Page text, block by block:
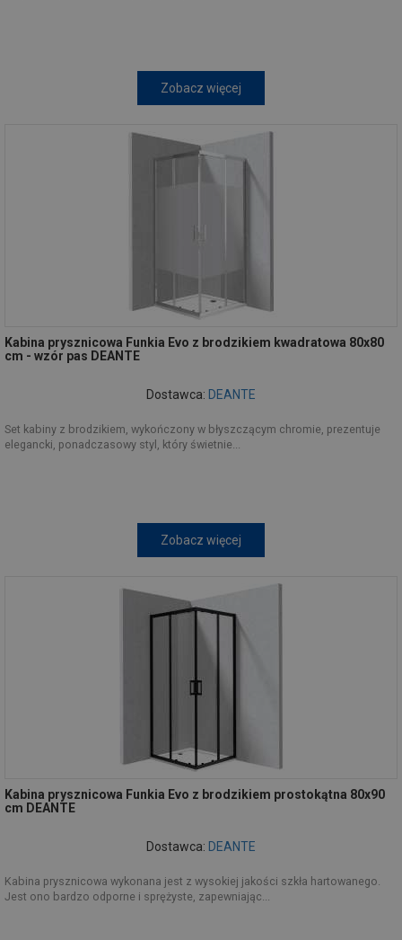
Zobacz więcej
Kabina prysznicowa Funkia Evo z brodzikiem kwadratowa 80x80
cm - wzór pas DEANTE
Dostawca: DEANTE
Set kabiny z brodzikiem, wykończony w błyszczącym chromie, prezentuje
elegancki, ponadczasowy styl, który świetnie...
Zobacz więcej
Kabina prysznicowa Funkia Evo z brodzikiem prostokątna 80x90
cm DEANTE
Dostawca: DEANTE
Kabina prysznicowa wykonana jest z wysokiej jakości szkła hartowanego.
Jest ono bardzo odporne i sprężyste, zapewniając...